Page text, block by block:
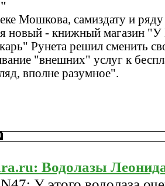
Мошкова, самиздату и
новый - книжный магазин
Рунета решил сменить
"внешних" услуг к
вполне разумное".
Водолазы